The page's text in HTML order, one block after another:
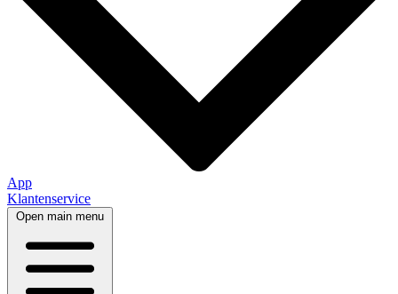
App
Klantenservice
Open main menu